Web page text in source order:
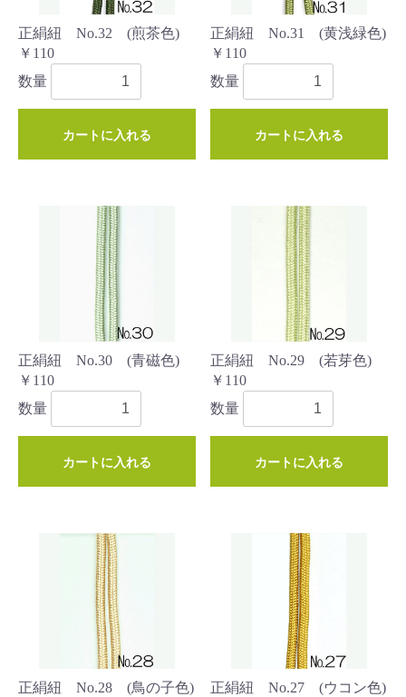
正絹紐 No.32 (煎茶色)
￥110
数量
カートに入れる
正絹紐 No.31 (黄浅緑色)
￥110
数量
カートに入れる
正絹紐 No.30 (青磁色)
￥110
数量
カートに入れる
正絹紐 No.29 (若芽色)
￥110
数量
カートに入れる
正絹紐 No.28 (鳥の子色) 正絹紐 No.27 (ウコン色)